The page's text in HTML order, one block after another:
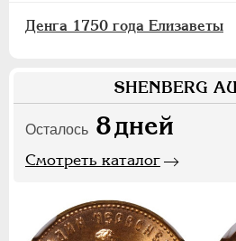
Денга 1750 года Елизаветы
SHENBERG
Осталось 8дней
Смотреть каталог